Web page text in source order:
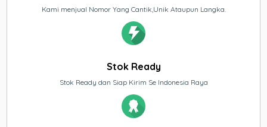
Kami menjual Nomor Yang Cantik,Unik Ataupun Langka.
Stok Ready
Stok Ready dan Siap Kirim Se Indonesia Raya